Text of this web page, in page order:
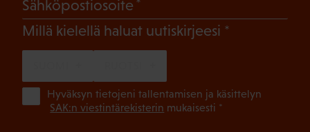
Sähköpostiosoite
Millä kielellä haluat uutiskirjeesi (Pakollinen)
Hyväksyn tietojeni tallentamisen ja käsittelyn
SAK:n viestintärekisterin mukaisesti *